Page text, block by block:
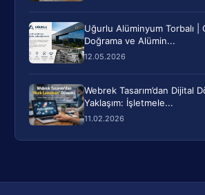
Uğurlu Alüminyum Torbalı |
Doğrama ve Alümin...
12.05.2026
Webrek Tasarım’dan Dijital
Yaklaşım: İşletmele...
11.02.2026